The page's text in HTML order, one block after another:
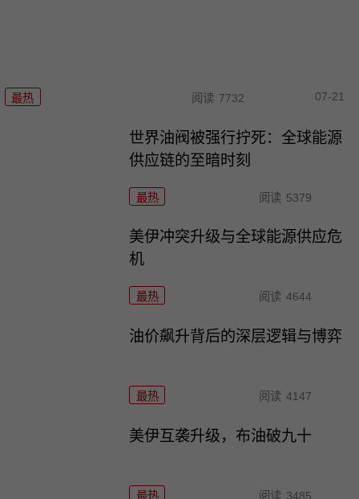
最热 阅读 7732 07-21
世界油阀被强行拧死：全球能源
供应链的至暗时刻
最热 阅读 5379
美伊冲突升级与全球能源供应危
机
最热 阅读 4644
油价飙升背后的深层逻辑与博弈
最热 阅读 4147
美伊互袭升级，布油破九十
最热 阅读 3485